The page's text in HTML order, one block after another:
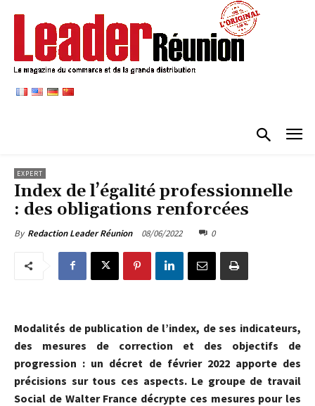
EXPERT
Index de l’égalité professionnelle
: des obligations renforcées
By Redaction Leader Réunion 08/06/2022 0
Modalités de publication de l’index, de ses indicateurs,
des mesures de correction et des objectifs de
progression : un décret de février 2022 apporte des
précisions sur tous ces aspects. Le groupe de travail
Social de Walter France décrypte ces mesures pour les